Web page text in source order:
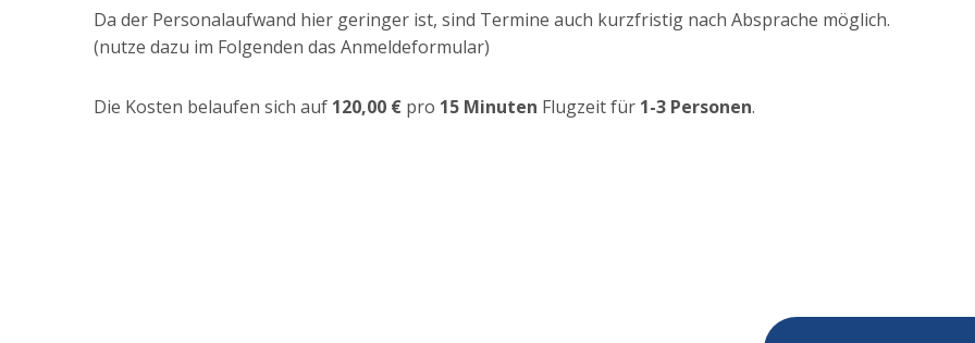
Da der Personalaufwand hier geringer ist, sind Termine auch kurzfristig nach Absprache möglich.
(nutze dazu im Folgenden das Anmeldeformular)
Die Kosten belaufen sich auf 120,00 € pro 15 Minuten Flugzeit für 1-3 Personen.